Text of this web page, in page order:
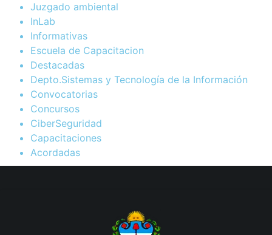
Juzgado ambiental
InLab
Informativas
Escuela de Capacitacion
Destacadas
Depto.Sistemas y Tecnología de la Información
Convocatorias
Concursos
CiberSeguridad
Capacitaciones
Acordadas